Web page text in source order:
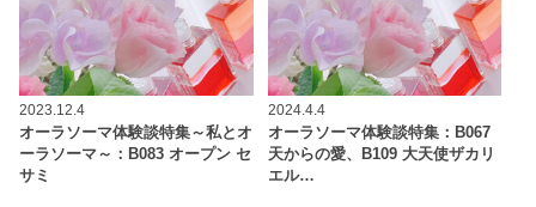
2023.12.4
オーラソーマ体験談特集～私とオ
ーラソーマ～：B083 オープン セ
サミ
2024.4.4
オーラソーマ体験談特集：B067
天からの愛、B109 大天使ザカリ
エル…